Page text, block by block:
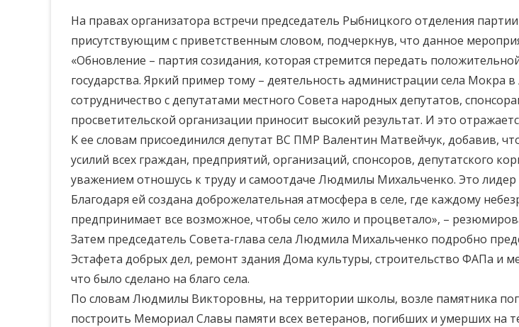
На правах организатора встречи председатель Рыбницкого отделения
присутствующим с приветственным словом, подчеркнув, что данное
«Обновление – партия созидания, которая стремится передать
государства. Яркий пример тому – деятельность администрации села
сотрудничество с депутатами местного Совета народных депутатов,
просветительской организации приносит высокий результат. И это
К ее словам присоединился депутат ВС ПМР Валентин Матвейчук, добавив,
усилий всех граждан, предприятий, организаций, спонсоров, депутатского
уважением отношусь к труду и самоотдаче Людмилы Михальченко. Это
Благодаря ей создана доброжелательная атмосфера в селе, где каждому
предпринимает все возможное, чтобы село жило и процветало», –
Затем председатель Совета-глава села Людмила Михальченко подробно
Эстафета добрых дел, ремонт здания Дома культуры, строительство ФАПа и
что было сделано на благо села.
По словам Людмилы Викторовны, на территории школы, возле памятника
построить Мемориал Славы памяти всех ветеранов, погибших и умерших на